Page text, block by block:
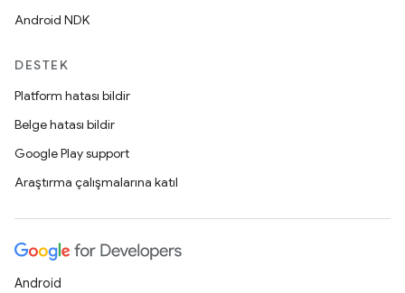
Android NDK
DESTEK
Platform hatası bildir
Belge hatası bildir
Google Play support
Araştırma çalışmalarına katıl
Android